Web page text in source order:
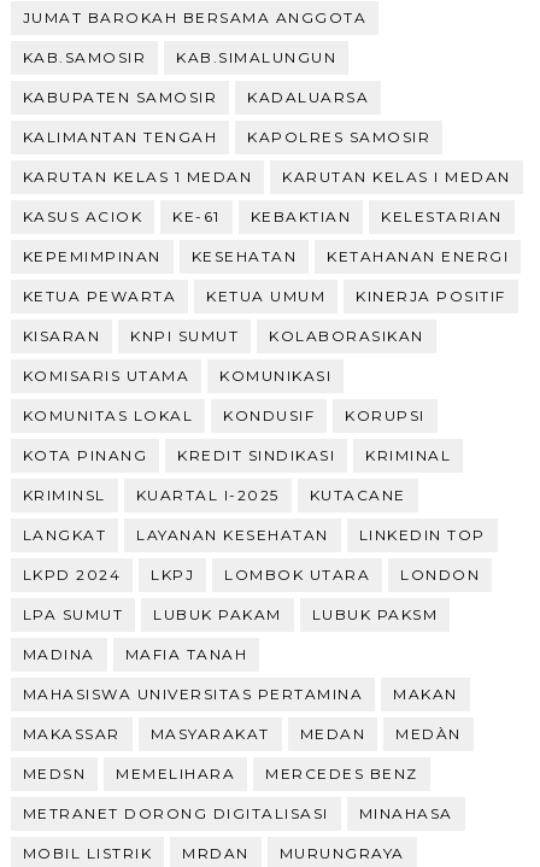
JUMAT BAROKAH BERSAMA ANGGOTA
KAB.SAMOSIR KAB.SIMALUNGUN
KABUPATEN SAMOSIR KADALUARSA
KALIMANTAN TENGAH KAPOLRES SAMOSIR
KARUTAN KELAS 1 MEDAN KARUTAN KELAS I MEDAN
KASUS ACIOK KE-61 KEBAKTIAN KELESTARIAN
KEPEMIMPINAN KESEHATAN KETAHANAN ENERGI
KETUA PEWARTA KETUA UMUM KINERJA POSITIF
KISARAN KNPI SUMUT KOLABORASIKAN
KOMISARIS UTAMA KOMUNIKASI
KOMUNITAS LOKAL KONDUSIF KORUPSI
KOTA PINANG KREDIT SINDIKASI KRIMINAL
KRIMINSL KUARTAL I-2025 KUTACANE
LANGKAT LAYANAN KESEHATAN LINKEDIN TOP
LKPD 2024 LKPJ LOMBOK UTARA LONDON
LPA SUMUT LUBUK PAKAM LUBUK PAKSM
MADINA MAFIA TANAH
MAHASISWA UNIVERSITAS PERTAMINA MAKAN
MAKASSAR MASYARAKAT MEDAN MEDÀN
MEDSN MEMELIHARA MERCEDES BENZ
METRANET DORONG DIGITALISASI MINAHASA
MOBIL LISTRIK MRDAN MURUNGRAYA